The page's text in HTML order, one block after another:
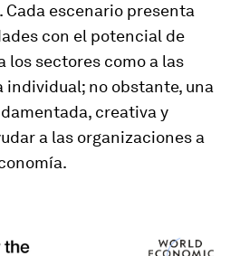
. Cada escenario presenta
con el potencial de
sectores como a las
individual; no obstante, una
creativa y
a las organizaciones a